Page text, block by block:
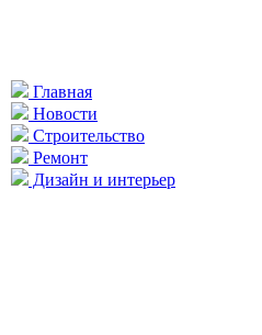
Главная
Новости
Строительство
Ремонт
Дизайн и интерьер